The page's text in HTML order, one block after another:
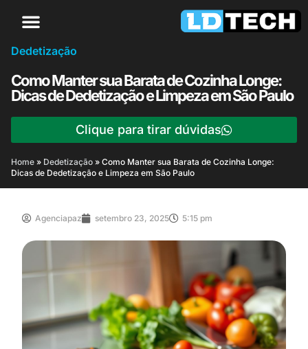
Dedetização
Como Manter sua Barata de Cozinha Longe:
Dicas de Dedetização e Limpeza em São Paulo
Clique para tirar dúvidas
Home » Dedetização » Como Manter sua Barata de Cozinha Longe:
Dicas de Dedetização e Limpeza em São Paulo
Agenciapaz setembro 23, 2025 5:15 pm